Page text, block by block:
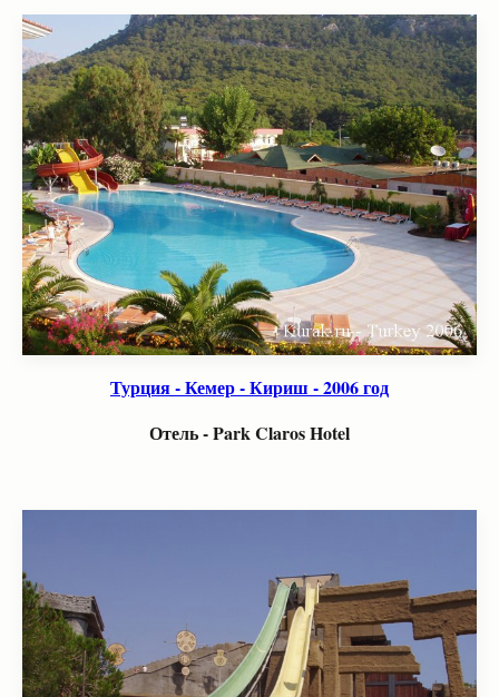
Турция - Кемер - Кириш - 2006 год
Отель - Park Claros Hotel